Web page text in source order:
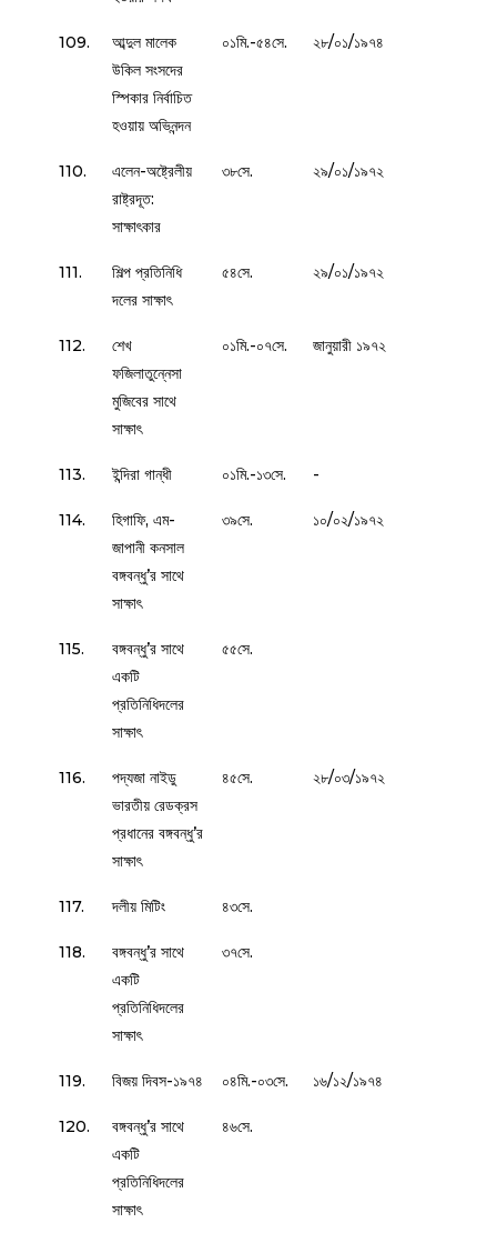
109.
আব্দুল মালেক
উকিল সংসদের
স্পিকার নির্বাচিত
হওয়ায় অভিনন্দন
০১মি.-৫৪সে. ২৮/০১/১৯৭৪
110.
এলেন-অষ্ট্রেলীয়
রাষ্ট্রদূত:
সাক্ষাৎকার
৩৮সে. ২৯/০১/১৯৭২
111.
শিল্প প্রতিনিধি
দলের সাক্ষাৎ
৫৪সে. ২৯/০১/১৯৭২
112.
শেখ
ফজিলাতুন্নেসা
মুজিবের সাথে
সাক্ষাৎ
০১মি.-০৭সে. জানুয়ারী ১৯৭২
113. ইন্দিরা গান্ধী ০১মি.-১৩সে. -
114.
হিগাফি, এম-
জাপানী কনসাল
বঙ্গবন্ধু’র সাথে
সাক্ষাৎ
৩৯সে. ১০/০২/১৯৭২
115.
বঙ্গবন্ধু’র সাথে
একটি
প্রতিনিধিদলের
সাক্ষাৎ
৫৫সে.
116.
পদ্যজা নাইডু
ভারতীয় রেডক্রস
প্রধানের বঙ্গবন্ধু’র
সাক্ষাৎ
৪৫সে. ২৮/০৩/১৯৭২
117. দলীয় মিটিং ৪৩সে.
118.
বঙ্গবন্ধু’র সাথে
একটি
প্রতিনিধিদলের
সাক্ষাৎ
৩৭সে.
119. বিজয় দিবস-১৯৭৪ ০৪মি.-০৩সে. ১৬/১২/১৯৭৪
120.
বঙ্গবন্ধু’র সাথে
একটি
প্রতিনিধিদলের
সাক্ষাৎ
৪৬সে.